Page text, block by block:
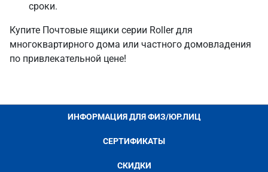
сроки.
Купите Почтовые ящики серии Roller для
многоквартирного дома или частного домовладения
по привлекательной цене!
ИНФОРМАЦИЯ ДЛЯ ФИЗ/ЮР.ЛИЦ
СЕРТИФИКАТЫ
СКИДКИ